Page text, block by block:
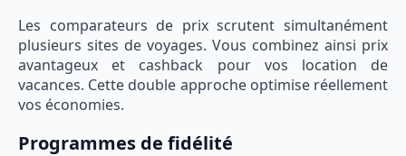
Les comparateurs de prix scrutent simultanément
plusieurs sites de voyages. Vous combinez ainsi prix
avantageux et cashback pour vos location de
vacances. Cette double approche optimise réellement
vos économies.
Programmes de fidélité